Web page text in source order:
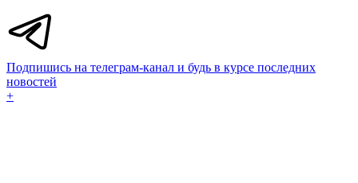
Подпишись на телеграм-канал и будь в курсе последних
новостей
+